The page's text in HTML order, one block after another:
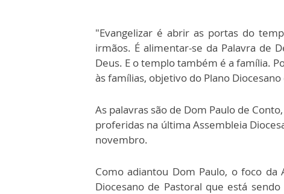
"Evangelizar é abrir as portas do
irmãos. É alimentar-se da Palavra de
Deus. E o templo também é a família.
às famílias, objetivo do Plano
As palavras são de Dom Paulo de
proferidas na última Assembleia
novembro.
Como adiantou Dom Paulo, o foco
Diocesano de Pastoral que está